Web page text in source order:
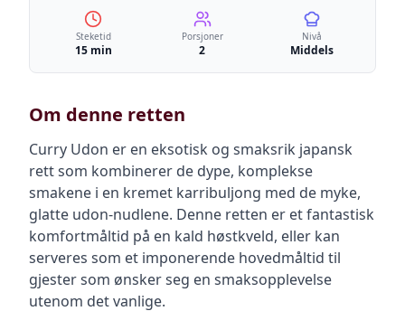
Steketid
15 min
Porsjoner
2
Nivå
Middels
Om denne retten
Curry Udon er en eksotisk og smaksrik japansk
rett som kombinerer de dype, komplekse
smakene i en kremet karribuljong med de myke,
glatte udon-nudlene. Denne retten er et fantastisk
komfortmåltid på en kald høstkveld, eller kan
serveres som et imponerende hovedmåltid til
gjester som ønsker seg en smaksopplevelse
utenom det vanlige.